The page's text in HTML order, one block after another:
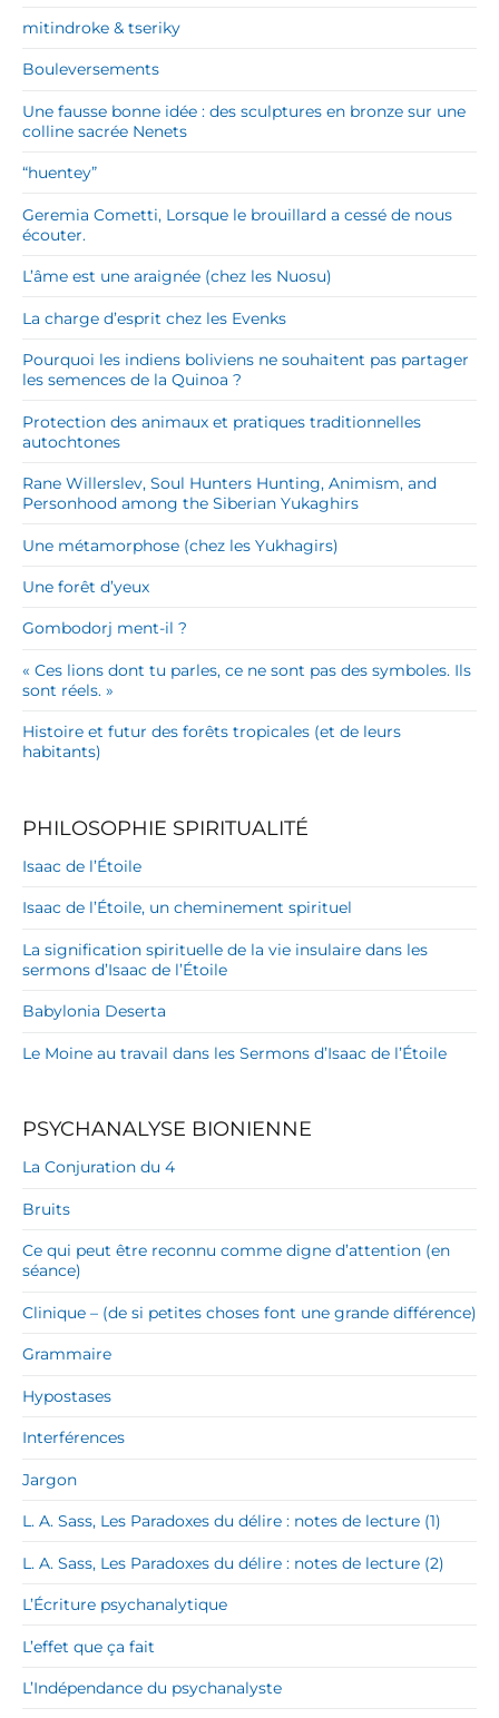
mitindroke & tseriky
Bouleversements
Une fausse bonne idée : des sculptures en bronze sur une
colline sacrée Nenets
“huentey”
Geremia Cometti, Lorsque le brouillard a cessé de nous
écouter.
L’âme est une araignée (chez les Nuosu)
La charge d’esprit chez les Evenks
Pourquoi les indiens boliviens ne souhaitent pas partager
les semences de la Quinoa ?
Protection des animaux et pratiques traditionnelles
autochtones
Rane Willerslev, Soul Hunters Hunting, Animism, and
Personhood among the Siberian Yukaghirs
Une métamorphose (chez les Yukhagirs)
Une forêt d’yeux
Gombodorj ment-il ?
« Ces lions dont tu parles, ce ne sont pas des symboles. Ils
sont réels. »
Histoire et futur des forêts tropicales (et de leurs
habitants)
PHILOSOPHIE SPIRITUALITÉ
Isaac de l’Étoile
Isaac de l’Étoile, un cheminement spirituel
La signification spirituelle de la vie insulaire dans les
sermons d’Isaac de l’Étoile
Babylonia Deserta
Le Moine au travail dans les Sermons d’Isaac de l’Étoile
PSYCHANALYSE BIONIENNE
La Conjuration du 4
Bruits
Ce qui peut être reconnu comme digne d’attention (en
séance)
Clinique – (de si petites choses font une grande différence)
Grammaire
Hypostases
Interférences
Jargon
L. A. Sass, Les Paradoxes du délire : notes de lecture (1)
L. A. Sass, Les Paradoxes du délire : notes de lecture (2)
L’Écriture psychanalytique
L’effet que ça fait
L’Indépendance du psychanalyste